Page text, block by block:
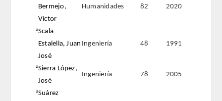
Bermejo,
Víctor
Humanidades 82 2020
Scala
Estalella, Juan
José
Ingeniería 48 1991
Sierra López,
José
Ingeniería 78 2005
Suárez